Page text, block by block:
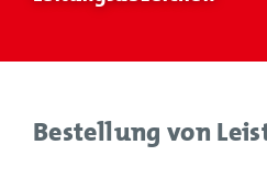
Bestellung von